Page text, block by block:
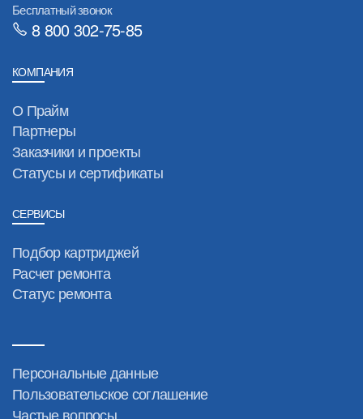
Бесплатный звонок
8 800 302-75-85
КОМПАНИЯ
О Прайм
Партнеры
Заказчики и проекты
Статусы и сертификаты
СЕРВИСЫ
Подбор картриджей
Расчет ремонта
Статус ремонта
Персональные данные
Пользовательское соглашение
Частые вопросы